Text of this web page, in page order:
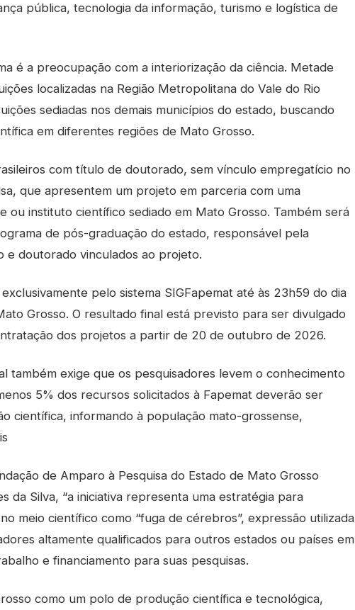
pública, tecnologia da informação, turismo e logística de
é a preocupação com a interiorização da ciência. Metade
localizadas na Região Metropolitana do Vale do Rio
sediadas nos demais municípios do estado, buscando
em diferentes regiões de Mato Grosso.
com título de doutorado, sem vínculo empregatício no
que apresentem um projeto em parceria com uma
ou instituto científico sediado em Mato Grosso. Também será
de pós-graduação do estado, responsável pela
e doutorado vinculados ao projeto.
pelo sistema SIGFapemat até às 23h59 do dia
Grosso. O resultado final está previsto para ser divulgado
dos projetos a partir de 20 de outubro de 2026.
também exige que os pesquisadores levem o conhecimento
5% dos recursos solicitados à Fapemat deverão ser
científica, informando à população mato-grossense,
de Amparo à Pesquisa do Estado de Mato Grosso
da Silva, “a iniciativa representa uma estratégia para
meio científico como “fuga de cérebros”, expressão utilizada
altamente qualificados para outros estados ou países em
e financiamento para suas pesquisas.
como um polo de produção científica e tecnológica,